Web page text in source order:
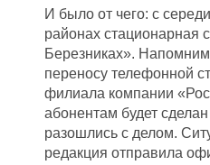
И было от чего: с
районах стационарная
Березниках».
переносу телефонной
филиала компании
абонентам будет
разошлись с делом.
редакция отправила